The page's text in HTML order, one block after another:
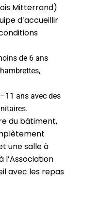
Mitterrand)
d’accueillir
de 6 ans
ans avec des
du bâtiment,
une salle à
avec les repas